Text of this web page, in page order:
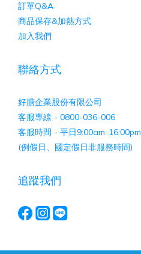
訂單Q&A
商品保存&加熱方式
加入我們
聯絡方式
好膳企業股份有限公司
客服專線 - 0800-036-006
客服時間 - 平日9:00am-16:00pm
(例假日、國定假日非服務時間)
追蹤我們